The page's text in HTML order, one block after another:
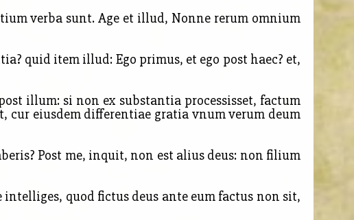
verba sunt. Age et illud, Nonne rerum omnium
quid item illud: Ego primus, et ego post haec? et,
illum: si non ex substantia processisset, factum
cur eiusdem differentiae gratia vnum verum deum
Post me, inquit, non est alius deus: non filium
intelliges, quod fictus deus ante eum factus non sit,